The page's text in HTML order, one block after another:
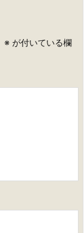
※ が付いている欄